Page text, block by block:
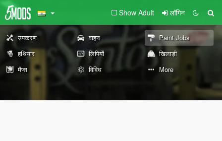
Show Adult लॉगिन
उपकरण वाहन
Paint Jobs
हथियार
लिपियों
खिलाड़ी
मैप्स
विविध More